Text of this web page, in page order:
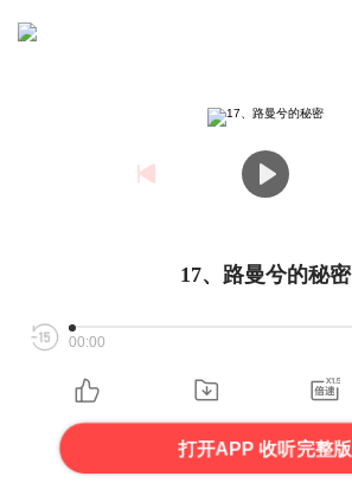
17、路曼兮的秘密
00:00
打开APP 收听完整版